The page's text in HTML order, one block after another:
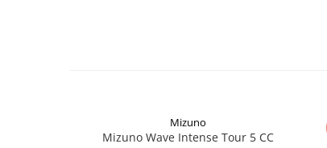
Mizuno
Mizuno Wave Intense Tour 5 CC